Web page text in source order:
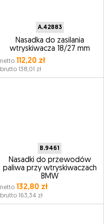
A.42883
Nasadka do zasilania
wtryskiwacza 18/27 mm
netto112,20 zł
brutto 138,01 zł
B.9461
Nasadki do przewodów
paliwa przy wtryskiwaczach
BMW
netto132,80 zł
brutto 163,34 zł